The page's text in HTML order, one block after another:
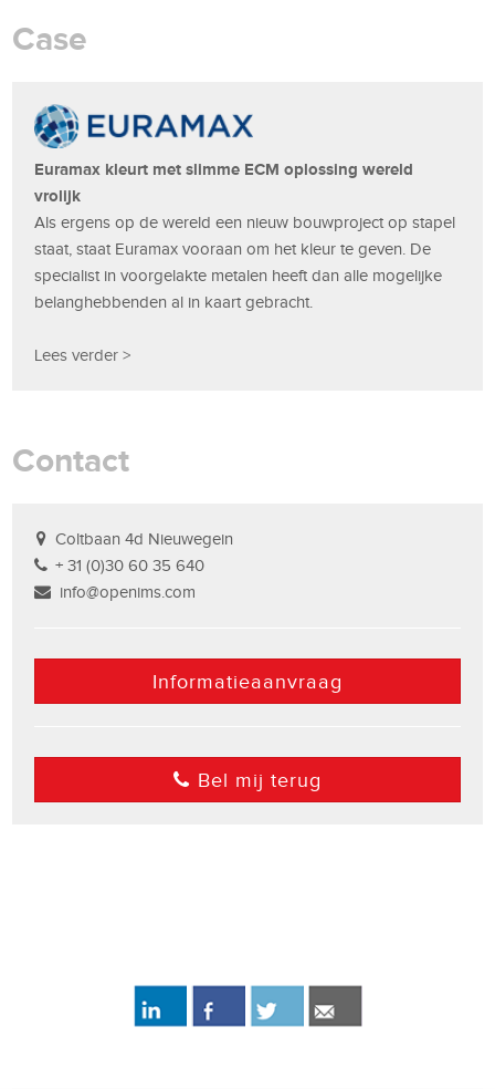
Case
Euramax kleurt met slimme ECM oplossing wereld
vrolijk
Als ergens op de wereld een nieuw bouwproject op stapel
staat, staat Euramax vooraan om het kleur te geven. De
specialist in voorgelakte metalen heeft dan alle mogelijke
belanghebbenden al in kaart gebracht.
Lees verder >
Contact
Coltbaan 4d Nieuwegein
+ 31 (0)30 60 35 640
info@openims.com
Informatieaanvraag
Bel mij terug